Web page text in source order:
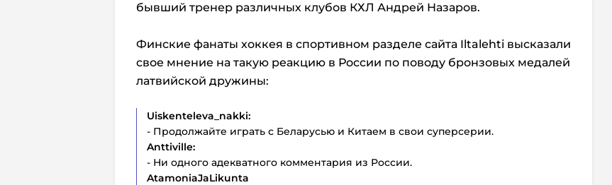
бывший тренер различных клубов КХЛ Андрей Назаров.
Финские фанаты хоккея в спортивном разделе сайта Iltalehti высказали
свое мнение на такую реакцию в России по поводу бронзовых медалей
латвийской дружины:
Uiskenteleva_nakki:
- Продолжайте играть с Беларусью и Китаем в свои суперсерии.
Anttiville:
- Ни одного адекватного комментария из России.
AtamoniaJaLikunta